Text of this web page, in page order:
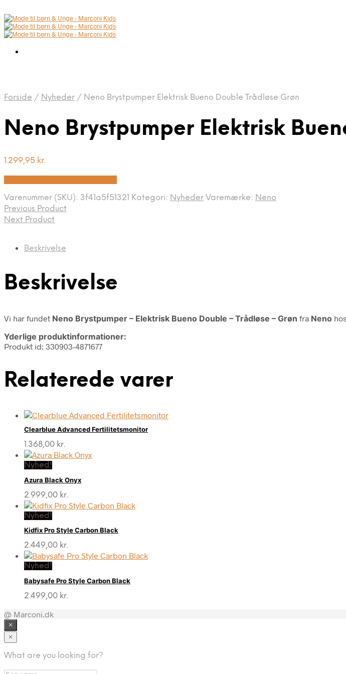
Forside / Nyheder / Neno Brystpumper Elektrisk Bueno Double Trådløse Grøn
Neno Brystpumper Elektrisk
1.299,95 kr.
Varenummer (SKU): 3f41a5f51321 Kategori: Nyheder Varemærke: Neno
Previous Product
Next Product
Beskrivelse
Beskrivelse
Vi har fundet Neno Brystpumper – Elektrisk Bueno Double – Trådløse – Grøn fra Neno
Yderlige produktinformationer:
Produkt id: 330903-4871677
Relaterede varer
Clearblue Advanced Fertilitetsmonitor
1.368,00 kr.
Nyhed!
Azura Black Onyx
2.999,00 kr.
Nyhed!
Kidfix Pro Style Carbon Black
2.449,00 kr.
Nyhed!
Babysafe Pro Style Carbon Black
2.499,00 kr.
@ Marconi.dk
×
×
What are you looking for?